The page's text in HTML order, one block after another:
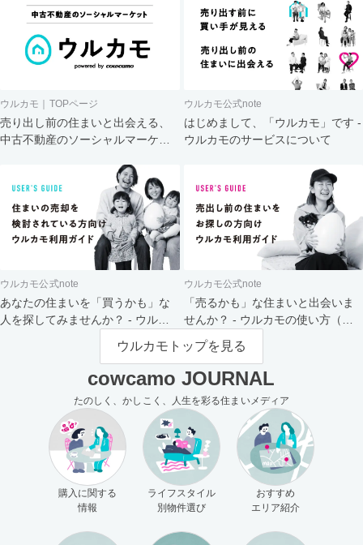
ウルカモ｜TOPページ
売り出し前の住まいと出会える、
中古不動産のソーシャルマーケッ
ウルカモ公式note
はじめまして、「ウルカモ」です -
ウルカモのサービスについて
ウルカモ公式note
あなたの住まいを「買うかも」な
人を探してみませんか？ - ウルカ
ウルカモ公式note
「売るかも」な住まいと出会いま
せんか？ - ウルカモの使い方（買
主さま向け）
ウルカモトップを見る
cowcamo JOURNAL
たのしく、かしこく、人生を彩る住まいメディア
購入に関する
情報
ライフスタイル
別物件選び
おすすめ
エリア紹介